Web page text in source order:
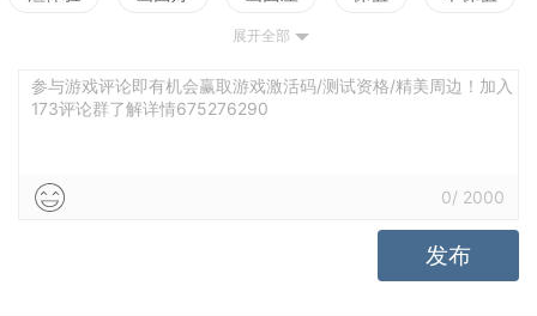
测试
车辆多 车辆少 模式多 模式少
展开全部
参与游戏评论即有机会赢取游戏激活码/测试资格/精美周边！加入
173评论群了解详情675276290
0/ 2000
发布